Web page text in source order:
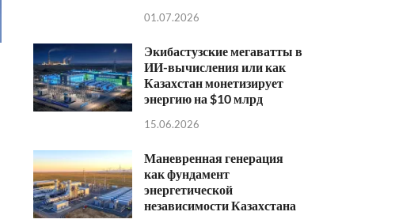
01.07.2026
Экибастузские мегаватты в
ИИ-вычисления или как
Казахстан монетизирует
энергию на $10 млрд
15.06.2026
Маневренная генерация
как фундамент
энергетической
независимости Казахстана